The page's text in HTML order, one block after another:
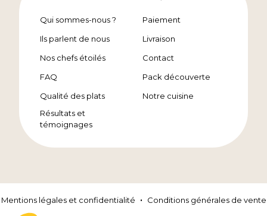
Qui sommes-nous ?
Ils parlent de nous
Nos chefs étoilés
FAQ
Qualité des plats
Résultats et
témoignages
Paiement
Livraison
Contact
Pack découverte
Notre cuisine
Mentions légales et confidentialité
Conditions générales de vente